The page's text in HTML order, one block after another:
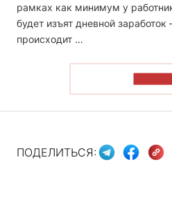
рамках как минимум у
будет изъят дневной
происходит …
ПОДЕЛИТЬСЯ: